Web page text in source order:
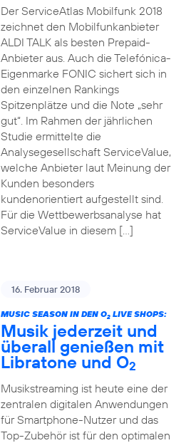
Der ServiceAtlas Mobilfunk 2018
zeichnet den Mobilfunkanbieter
ALDI TALK als besten Prepaid-
Anbieter aus. Auch die Telefónica-
Eigenmarke FONIC sichert sich in
den einzelnen Rankings
Spitzenplätze und die Note „sehr
gut“. Im Rahmen der jährlichen
Studie ermittelte die
Analysegesellschaft ServiceValue,
welche Anbieter laut Meinung der
Kunden besonders
kundenorientiert aufgestellt sind.
Für die Wettbewerbsanalyse hat
ServiceValue in diesem […]
16. Februar 2018
MUSIC SEASON IN DEN O2LIVE SHOPS:
Musik jederzeit und
überall genießen mit
Libratone und O2
Musikstreaming ist heute eine der
zentralen digitalen Anwendungen
für Smartphone-Nutzer und das
Top-Zubehör ist für den optimalen